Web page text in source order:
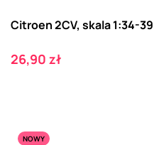
Citroen 2CV, skala 1:34-39
Cena
26,90 zł
NOWY